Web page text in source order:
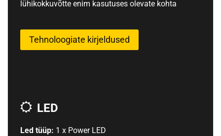
lühikokkuvõtte enim kasutuses olevate kohta
Tehnoloogiate kirjeldused
LED
Led tüüp: 1 x Power LED